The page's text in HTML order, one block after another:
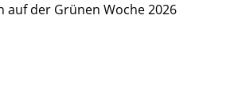
auf der Grünen Woche 2026